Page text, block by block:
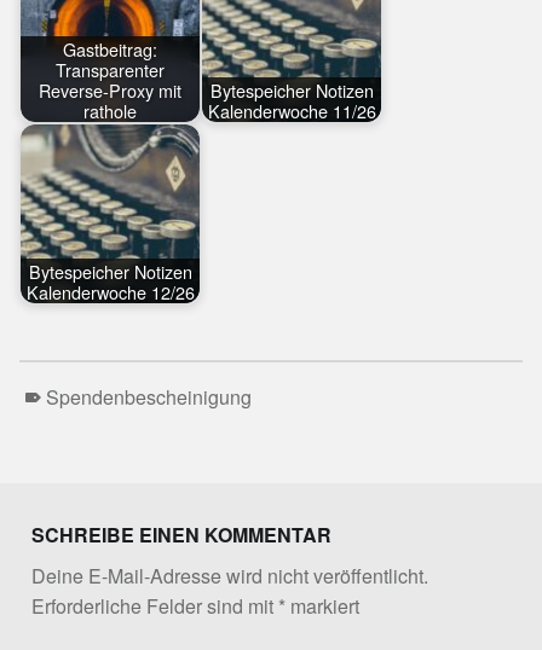
Gastbeitrag:
Transparenter
Reverse-Proxy mit
rathole
Bytespeicher Notizen
Kalenderwoche 11/26
Bytespeicher Notizen
Kalenderwoche 12/26
Spendenbescheinigung
SCHREIBE EINEN KOMMENTAR
Deine E-Mail-Adresse wird nicht veröffentlicht.
Erforderliche Felder sind mit *markiert